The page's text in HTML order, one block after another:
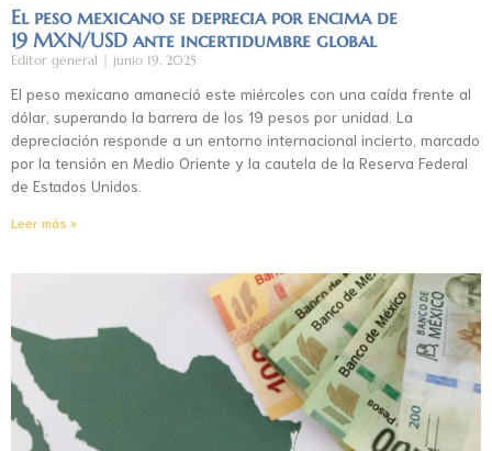
El peso mexicano se deprecia por encima de
19 MXN/USD ante incertidumbre global
Editor general junio 19, 2025
El peso mexicano amaneció este miércoles con una caída frente al
dólar, superando la barrera de los 19 pesos por unidad. La
depreciación responde a un entorno internacional incierto, marcado
por la tensión en Medio Oriente y la cautela de la Reserva Federal
de Estados Unidos.
Leer más »